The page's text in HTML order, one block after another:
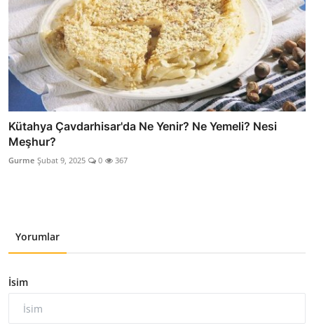
Kütahya Çavdarhisar'da Ne Yenir? Ne Yemeli? Nesi
Meşhur?
Gurme Şubat 9, 2025 0 367
Yorumlar
İsim